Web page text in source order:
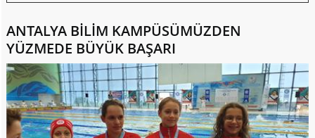
ANTALYA BİLİM KAMPÜSÜMÜZDEN
YÜZMEDE BÜYÜK BAŞARI